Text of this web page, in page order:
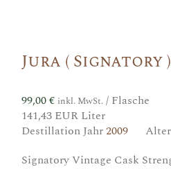
Jura ( Signatory )
99,00€ inkl. MwSt. / Flasche
141,43 EUR Liter
Destillation Jahr2009 Alter
Signatory Vintage Cask